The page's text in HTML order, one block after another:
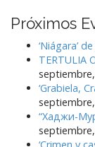
Próximos
‘Niágara’
TERTULIA
‘Grabiela,
“Хаджи-